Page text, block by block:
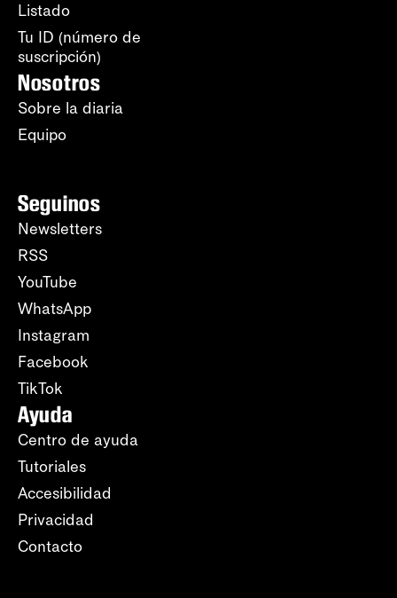
Listado
Tu ID (número de
suscripción)
Nosotros
Sobre la diaria
Equipo
Seguinos
Newsletters
RSS
YouTube
WhatsApp
Instagram
Facebook
TikTok
Ayuda
Centro de ayuda
Tutoriales
Accesibilidad
Privacidad
Contacto